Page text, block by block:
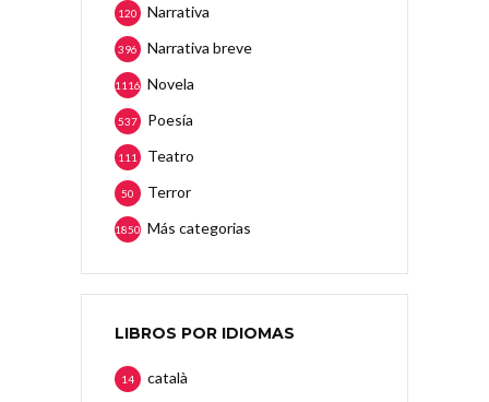
Narrativa
120
Narrativa breve
396
Novela
1116
Poesía
537
Teatro
111
Terror
50
Más categorias
1850
LIBROS POR IDIOMAS
català
14